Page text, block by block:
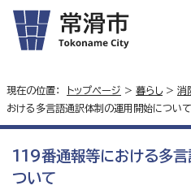
現在の位置： トップページ > 暮らし> 消
おける多言語通訳体制の運用開始について
119番通報等における多
ついて